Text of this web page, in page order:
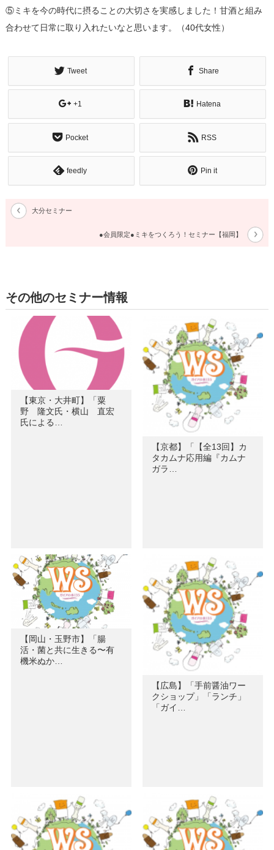
⑤ミキを今の時代に摂ることの大切さを実感しました！甘酒と組み
合わせて日常に取り入れたいなと思います。（40代女性）
Tweet Share
+1 Hatena
Pocket RSS
feedly Pin it
大分セミナー
●会員限定●ミキをつくろう！セミナー【福岡】
その他のセミナー情報
【東京・大井町】「粟
野 隆文氏・横山 直宏
氏による…
【京都】「【全13回】カ
タカムナ応用編『カムナ
ガラ…
【岡山・玉野市】「腸
活・菌と共に生きる〜有
機米ぬか…
【広島】「手前醤油ワー
クショップ」「ランチ」
「ガイ…